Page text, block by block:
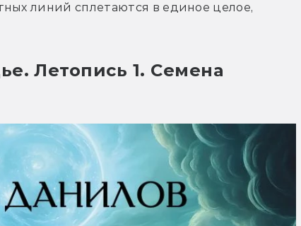
линий сплетаются в единое целое,
Летопись 1. Семена